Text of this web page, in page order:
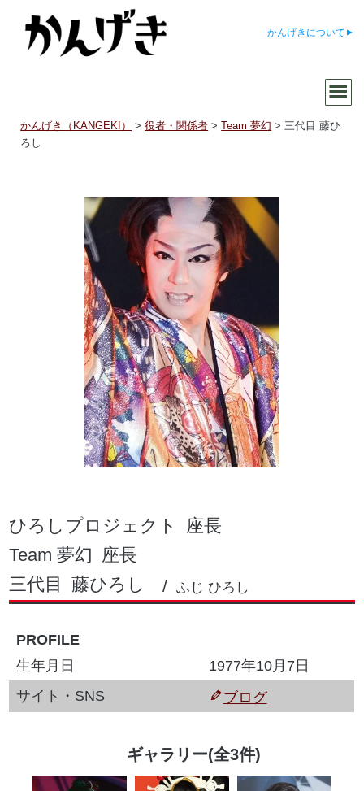
かんげきについて
かんげき（KANGEKI） >役者・関係者 > Team 夢幻 >三代目 藤ひ
ろし
ひろしプロジェクト
座長
Team 夢幻 座長
三代目 藤ひろし ふじ ひろし
PROFILE
生年月日
1977年10月7日
サイト・SNS
ブログ
ギャラリー(全3件)